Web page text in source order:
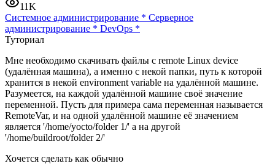
11K
Системное администрирование * Серверное
администрирование * DevOps *
Туториал
Мне необходимо скачивать файлы с remote Linux device
(удалённая машина), а именно с некой папки, путь к которой
хранится в некой environment variable на удалённой машине.
Разумеется, на каждой удалённой машине своё значение
переменной. Пусть для примера сама переменная называется
RemoteVar, и на одной удалённой машине её значением
является '/home/yocto/folder 1/' а на другой
'/home/buildroot/folder 2/'
Хочется сделать как обычно